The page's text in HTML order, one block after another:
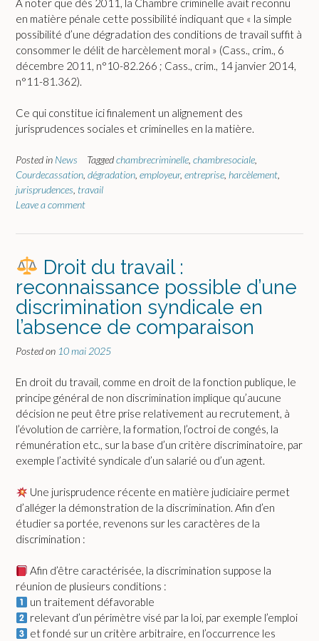
A noter que dès 2011, la Chambre criminelle avait reconnu
en matière pénale cette possibilité indiquant que « la simple
possibilité d’une dégradation des conditions de travail suffit à
consommer le délit de harcèlement moral » (Cass., crim., 6
décembre 2011, n°10-82.266 ; Cass., crim., 14 janvier 2014,
n°11-81.362).
Ce qui constitue ici finalement un alignement des
jurisprudences sociales et criminelles en la matière.
Posted in News Taggedchambrecriminelle, chambresociale,
Courdecassation, dégradation, employeur, entreprise, harcèlement,
jurisprudences, travail
Leave a comment
Droit du travail :
reconnaissance possible d’une
discrimination syndicale en
l’absence de comparaison
Posted on 10 mai 2025
En droit du travail, comme en droit de la fonction publique, le
principe général de non discrimination implique qu’aucune
décision ne peut être prise relativement au recrutement, à
l’évolution de carrière, la formation, l’octroi de congés, la
rémunération etc., sur la base d’un critère discriminatoire, par
exemple l’activité syndicale d’un salarié ou d’un agent.
Une jurisprudence récente en matière judiciaire permet
d’alléger la démonstration de la discrimination. Afin d’en
étudier sa portée, revenons sur les caractères de la
discrimination :
Afin d’être caractérisée, la discrimination suppose la
réunion de plusieurs conditions :
un traitement défavorable
relevant d’un périmètre visé par la loi, par exemple l’emploi
et fondé sur un critère arbitraire, en l’occurrence les